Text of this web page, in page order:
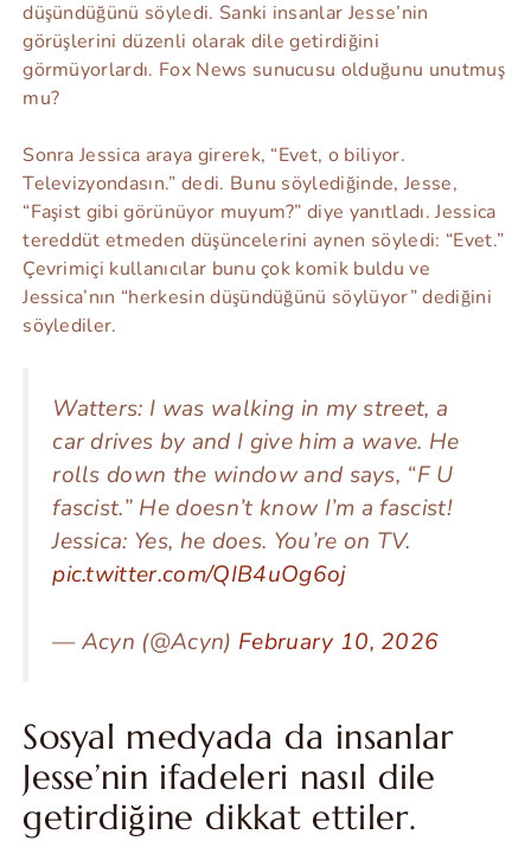
düşündüğünü söyledi. Sanki insanlar Jesse’nin
görüşlerini düzenli olarak dile getirdiğini
görmüyorlardı. Fox News sunucusu olduğunu unutmuş
mu?
Sonra Jessica araya girerek, “Evet, o biliyor.
Televizyondasın.” dedi. Bunu söylediğinde, Jesse,
“Faşist gibi görünüyor muyum?” diye yanıtladı. Jessica
tereddüt etmeden düşüncelerini aynen söyledi: “Evet.”
Çevrimiçi kullanıcılar bunu çok komik buldu ve
Jessica’nın “herkesin düşündüğünü söylüyor” dediğini
söylediler.
Watters: I was walking in my street, a
car drives by and I give him a wave. He
rolls down the window and says, “F U
fascist.” He doesn’t know I’m a fascist!
Jessica: Yes, he does. You’re on TV.
pic.twitter.com/QIB4uOg6oj
— Acyn (@Acyn) February 10, 2026
Sosyal medyada da insanlar
Jesse’nin ifadeleri nasıl dile
getirdiğine dikkat ettiler.